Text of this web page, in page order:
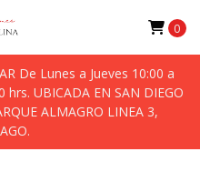
De Lunes a Jueves 10:00 a
hrs. UBICADA EN SAN DIEGO
ALMAGRO LINEA 3,
0